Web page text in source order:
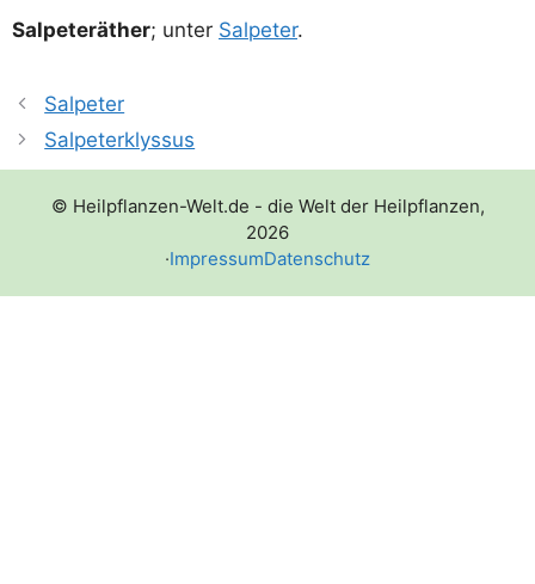
Sal­pe­ter­äther; unter Sal­pe­ter.
Salpeter
Salpeterklyssus
© Heilpflanzen-Welt.de - die Welt der Heilpflanzen,
2026
·ImpressumDatenschutz